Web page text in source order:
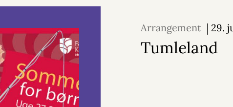
Arrangement
29.
2026
Tumleland